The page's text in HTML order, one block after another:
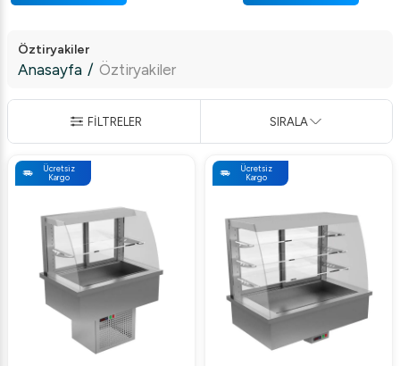
Öztiryakiler
Anasayfa / Öztiryakiler
FİLTRELER SIRALA
Ücretsiz
Kargo
Ücretsiz
Kargo